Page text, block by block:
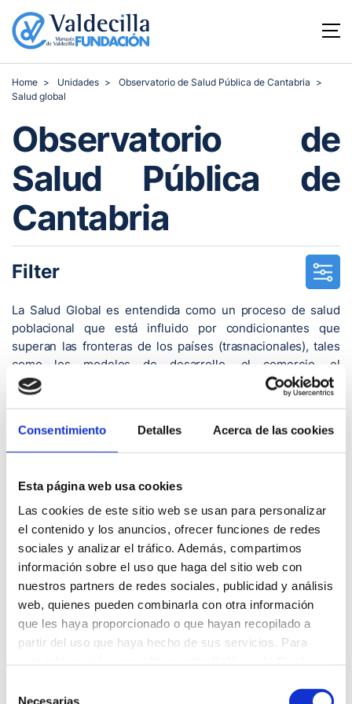
Consentimiento Detalles Acerca de las cookies
Esta página web usa cookies
Las cookies de este sitio web se usan para personalizar
el contenido y los anuncios, ofrecer funciones de redes
sociales y analizar el tráfico. Además, compartimos
información sobre el uso que haga del sitio web con
nuestros partners de redes sociales, publicidad y análisis
web, quienes pueden combinarla con otra información
que les haya proporcionado o que hayan recopilado a
partir del uso que haya hecho de sus servicios. Para
Necesarias
Home Unidades
Observatorio de Salud Pública de Cantabria
Salud global
Observatorio de
Salud Pública de
Cantabria
Filter
La Salud Global es entendida como un proceso de salud
poblacional que está influido por condicionantes que
superan las fronteras de los países (trasnacionales), tales
como los modelos de desarrollo, el comercio, el
medioambiente, el avance tecnológico, las comunicaciones
y el transporte, entre otros.
El enfoque tradicional de salud internacional se ha ocupado
de los temas relacionados con las enfermedades que
momento existen otros importantes desafíos de orden
multinacional que vienen derivados de las fuerzas del
comercio y la integración económica, así como de las
respuestas sociales a la salud desde una perspectiva
mundial, la incapacidad de los estados para definir sus
sistemas de salud, la participación de las instituciones
supranacionales o el papel de las organizaciones
internacionales.
La salud global comienza su desarrollo en base a tres
pluralismo de los actores en los espacios de la salud